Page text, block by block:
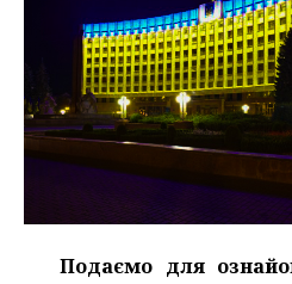
Подаємо для